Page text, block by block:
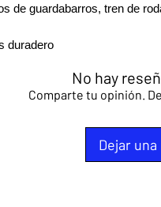
de guardabarros, tren de
duradero
No hay
Comparte tu opinión.
Dejar